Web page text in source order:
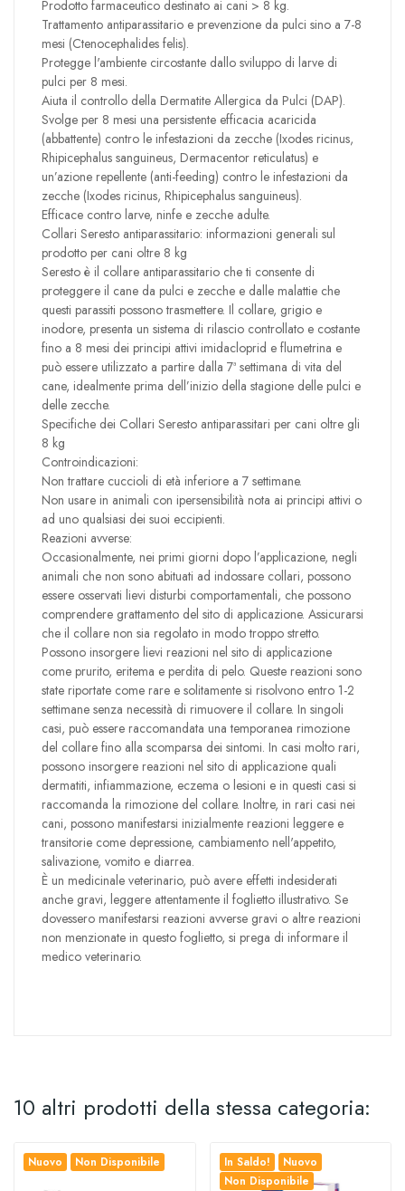
Prodotto farmaceutico destinato ai cani > 8 kg.
Trattamento antiparassitario e prevenzione da pulci sino a 7-8
mesi (Ctenocephalides felis).
Protegge l'ambiente circostante dallo sviluppo di larve di
pulci per 8 mesi.
Aiuta il controllo della Dermatite Allergica da Pulci (DAP).
Svolge per 8 mesi una persistente efficacia acaricida
(abbattente) contro le infestazioni da zecche (Ixodes ricinus,
Rhipicephalus sanguineus, Dermacentor reticulatus) e
un’azione repellente (anti-feeding) contro le infestazioni da
zecche (Ixodes ricinus, Rhipicephalus sanguineus).
Efficace contro larve, ninfe e zecche adulte.
Collari Seresto antiparassitario: informazioni generali sul
prodotto per cani oltre 8 kg
Seresto è il collare antiparassitario che ti consente di
proteggere il cane da pulci e zecche e dalle malattie che
questi parassiti possono trasmettere. Il collare, grigio e
inodore, presenta un sistema di rilascio controllato e costante
fino a 8 mesi dei principi attivi imidacloprid e flumetrina e
può essere utilizzato a partire dalla 7ª settimana di vita del
cane, idealmente prima dell’inizio della stagione delle pulci e
delle zecche.
Specifiche dei Collari Seresto antiparassitari per cani oltre gli
8 kg
Controindicazioni:
Non trattare cuccioli di età inferiore a 7 settimane.
Non usare in animali con ipersensibilità nota ai principi attivi o
ad uno qualsiasi dei suoi eccipienti.
Reazioni avverse:
Occasionalmente, nei primi giorni dopo l’applicazione, negli
animali che non sono abituati ad indossare collari, possono
essere osservati lievi disturbi comportamentali, che possono
comprendere grattamento del sito di applicazione. Assicurarsi
che il collare non sia regolato in modo troppo stretto.
Possono insorgere lievi reazioni nel sito di applicazione
come prurito, eritema e perdita di pelo. Queste reazioni sono
state riportate come rare e solitamente si risolvono entro 1-2
settimane senza necessità di rimuovere il collare. In singoli
casi, può essere raccomandata una temporanea rimozione
del collare fino alla scomparsa dei sintomi. In casi molto rari,
possono insorgere reazioni nel sito di applicazione quali
dermatiti, infiammazione, eczema o lesioni e in questi casi si
raccomanda la rimozione del collare. Inoltre, in rari casi nei
cani, possono manifestarsi inizialmente reazioni leggere e
transitorie come depressione, cambiamento nell'appetito,
salivazione, vomito e diarrea.
È un medicinale veterinario, può avere effetti indesiderati
anche gravi, leggere attentamente il foglietto illustrativo. Se
dovessero manifestarsi reazioni avverse gravi o altre reazioni
non menzionate in questo foglietto, si prega di informare il
medico veterinario.
10 altri prodotti della stessa categoria:
Nuovo Non Disponibile In Saldo!
Nuovo
Non Disponibile